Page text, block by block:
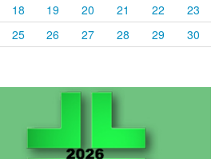
18 19 20 21 22
23
25 26 27 28 29
30